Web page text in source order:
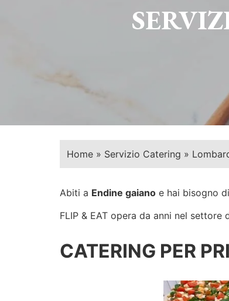
Home » Servizio Catering »
Abiti a Endine gaiano e hai bisogno
FLIP & EAT opera da anni nel
CATERING PER